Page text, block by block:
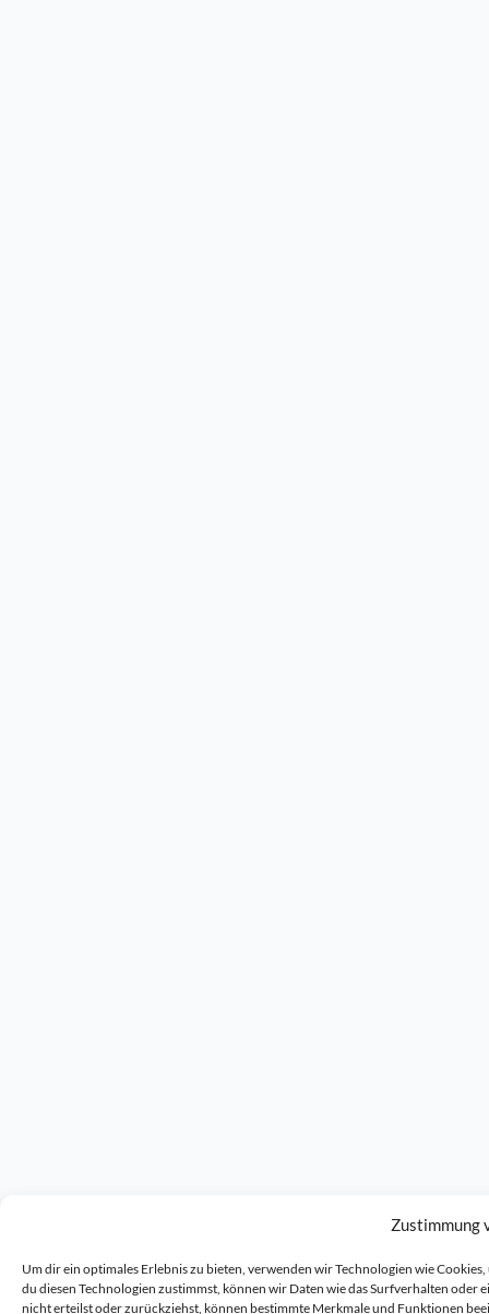
Zustimmung
Um dir ein optimales Erlebnis zu bieten, verwenden wir Technologien wie
du diesen Technologien zustimmst, können wir Daten wie das Surfverhalten
nicht erteilst oder zurückziehst, können bestimmte Merkmale und Funktionen